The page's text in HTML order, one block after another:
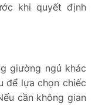
khi quyết định
giường ngủ khác
để lựa chọn chiếc
cần không gian